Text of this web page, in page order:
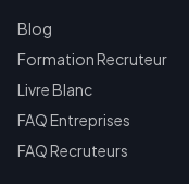
Blog
Formation Recruteur
Livre Blanc
FAQ Entreprises
FAQ Recruteurs